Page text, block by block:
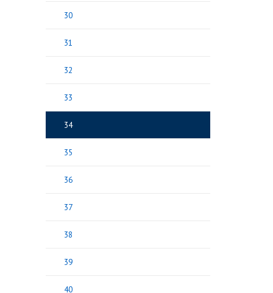
30
31
32
33
34
35
36
37
38
39
40